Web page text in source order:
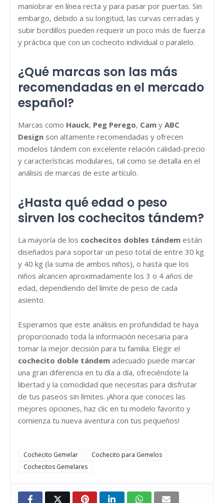
maniobrar en línea recta y para pasar por puertas. Sin
embargo, debido a su longitud, las curvas cerradas y
subir bordillos pueden requerir un poco más de fuerza
y práctica que con un cochecito individual o paralelo.
¿Qué marcas son las más
recomendadas en el mercado
español?
Marcas como Hauck, Peg Perego, Cam y ABC
Design son altamente recomendadas y ofrecen
modelos tándem con excelente relación calidad-precio
y características modulares, tal como se detalla en el
análisis de marcas de este artículo.
¿Hasta qué edad o peso
sirven los cochecitos tándem?
La mayoría de los cochecitos dobles tándem están
diseñados para soportar un peso total de entre 30 kg
y 40 kg (la suma de ambos niños), o hasta que los
niños alcancen aproximadamente los 3 o 4 años de
edad, dependiendo del límite de peso de cada
asiento.
Esperamos que este análisis en profundidad te haya
proporcionado toda la información necesaria para
tomar la mejor decisión para tu familia. Elegir el
cochecito doble tándem adecuado puede marcar
una gran diferencia en tu día a día, ofreciéndote la
libertad y la comodidad que necesitas para disfrutar
de tus paseos sin límites. ¡Ahora que conoces las
mejores opciones, haz clic en tu modelo favorito y
comienza tu nueva aventura con tus pequeños!
Cochecito Gemelar
Cochecito para Gemelos
Cochecitos Gemelares